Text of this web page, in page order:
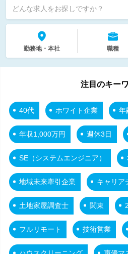
どんな求人をお探しですか？
勤務地・本社 職種
注目のキー
40代 ホワイト企業 年
年収1,000万円 週休3日
SE（システムエンジニア）
地域未来牽引企業 キャリア
土地家屋調査士 関東
フルリモート 技術営業